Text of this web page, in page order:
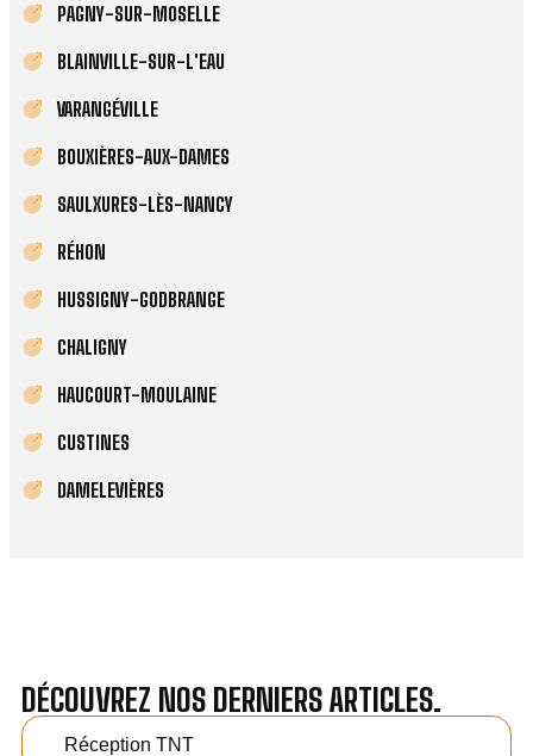
PAGNY-SUR-MOSELLE
BLAINVILLE-SUR-L'EAU
VARANGÉVILLE
BOUXIÈRES-AUX-DAMES
SAULXURES-LÈS-NANCY
RÉHON
HUSSIGNY-GODBRANGE
CHALIGNY
HAUCOURT-MOULAINE
CUSTINES
DAMELEVIÈRES
DÉCOUVREZ NOS DERNIERS ARTICLES.
Réception TNT